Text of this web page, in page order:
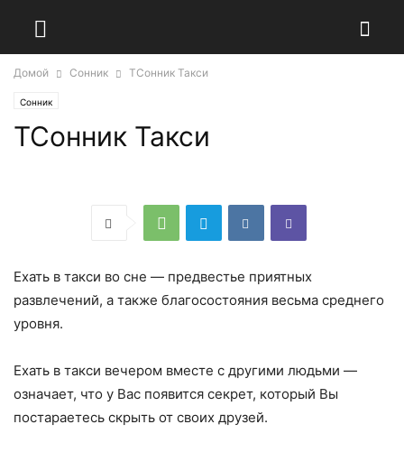
Домой Сонник ТСонник Такси
Сонник
ТСонник Такси
Ехать в такси во сне — предвестье приятных
развлечений, а также благосостояния весьма среднего
уровня.
Ехать в такси вечером вместе с другими людьми —
означает, что у Вас появится секрет, который Вы
постараетесь скрыть от своих друзей.